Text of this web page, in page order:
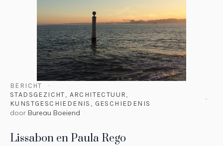
BERICHT
STADSGEZICHT, ARCHITECTUUR,
KUNSTGESCHIEDENIS , GESCHIEDENIS
door Bureau Boeiend
Lissabon en Paula Rego